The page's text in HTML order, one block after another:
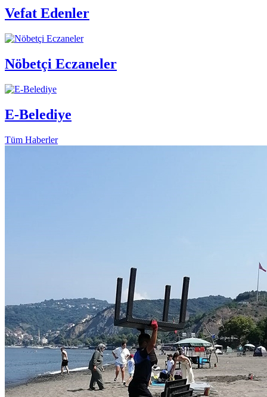
Vefat Edenler
Nöbetçi Eczaneler
E-Belediye
Tüm Haberler